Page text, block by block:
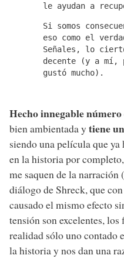
le ayudan a
Si somos
eso como el
Señales, lo
decente (y a mí,
gustó mucho).
Hecho innegable número
bien ambientada ytiene
siendo una película que
en la historia por
me saquen de la narración
diálogo de Shreck, que
causado el mismo efecto
tensión son excelentes,
realidad sólo uno contado
la historia y nos dan una